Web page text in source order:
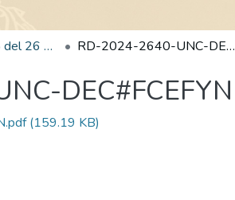
Edición 001/2025 del 26 de mayo de 2025 RD-2024-2640-UNC-DEC#FCEFYN
DEC#FCEFYN
(159.19 KB)